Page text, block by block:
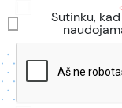
Sutinku,